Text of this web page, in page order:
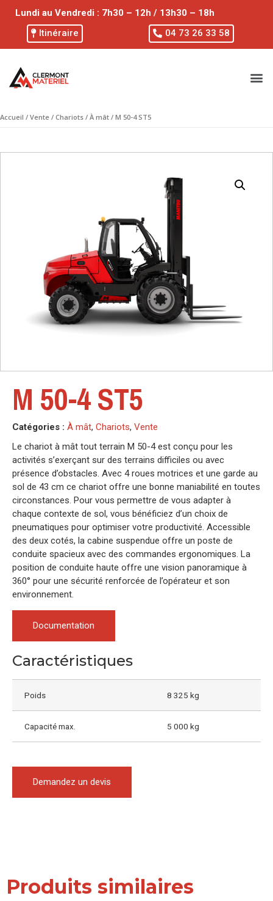
Lundi au Vendredi : 7h30 – 12h / 13h30 – 18h
Itinéraire
04 73 26 33 58
Accueil / Vente / Chariots / À mât / M 50-4 ST5
M 50-4 ST5
Catégories : À mât, Chariots, Vente
Le chariot à mât tout terrain M 50-4 est conçu pour les
activités s’exerçant sur des terrains difficiles ou avec
présence d’obstacles. Avec 4 roues motrices et une garde au
sol de 43 cm ce chariot offre une bonne maniabilité en toutes
circonstances. Pour vous permettre de vous adapter à
chaque contexte de sol, vous bénéficiez d’un choix de
pneumatiques pour optimiser votre productivité. Accessible
des deux cotés, la cabine suspendue offre un poste de
conduite spacieux avec des commandes ergonomiques. La
position de conduite haute offre une vision panoramique à
360° pour une sécurité renforcée de l’opérateur et son
environnement.
Documentation
Caractéristiques
Poids 8 325 kg
Capacité max. 5 000 kg
Demandez un devis
Produits similaires